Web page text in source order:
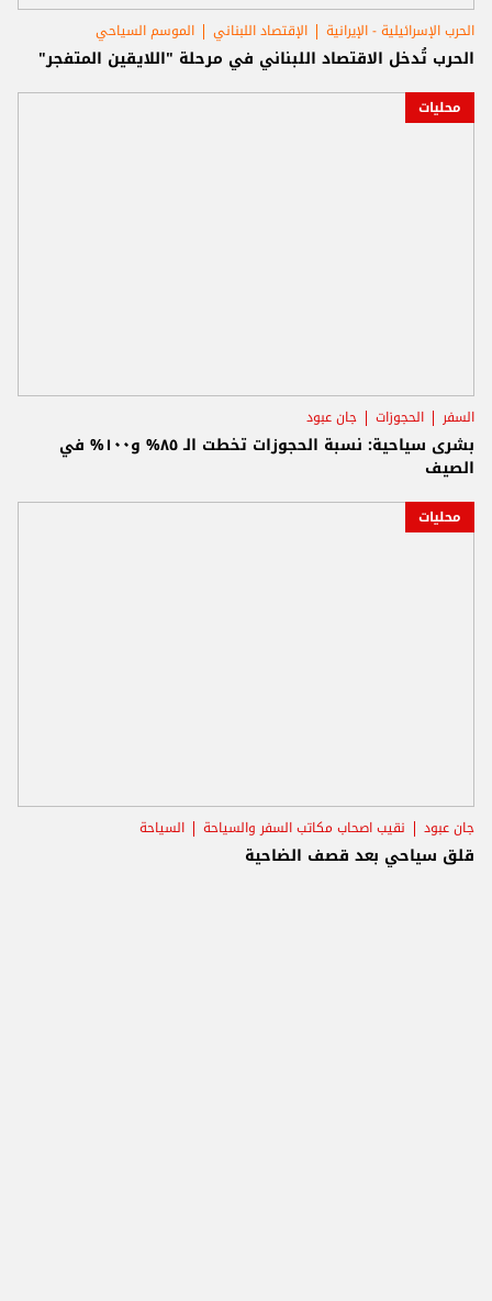
الحرب الإسرائيلية - الإيرانية الإقتصاد اللبناني الموسم السياحي
الحرب تُدخل الاقتصاد اللبناني في مرحلة "اللايقين المتفجر"
محليات
السفر الحجوزات جان عبود
بشرى سياحية: نسبة الحجوزات تخطت الـ ٨٥% و١٠٠% في
الصيف
محليات
جان عبود نقيب اصحاب مكاتب السفر والسياحة السياحة
قلق سياحي بعد قصف الضاحية